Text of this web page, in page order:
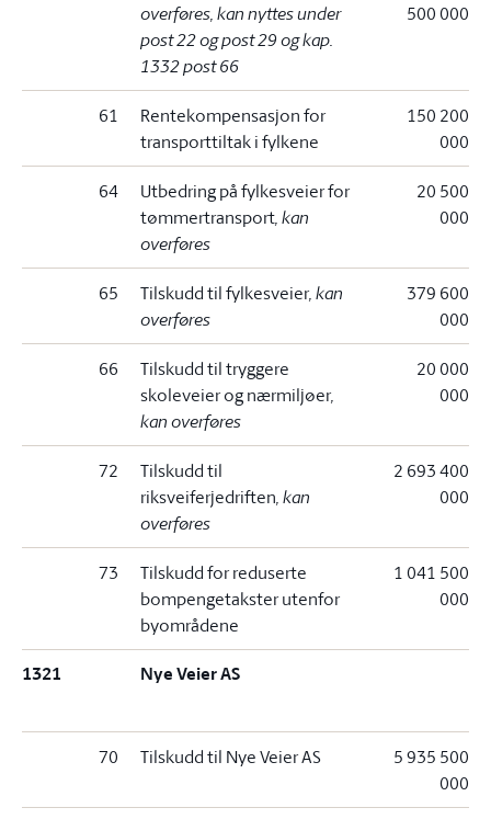
overføres, kan nyttes under
post 22 og post 29 og kap.
1332 post 66
500 000
61
Rentekompensasjon for
transporttiltak i fylkene
150 200
000
64
Utbedring på fylkesveier for
tømmertransport, kan
overføres
20 500
000
65 Tilskudd til fylkesveier, kan
overføres
379 600
000
66
Tilskudd til tryggere
skoleveier og nærmiljøer,
kan overføres
20 000
000
72
Tilskudd til
riksveiferjedriften, kan
overføres
2 693 400
000
73
Tilskudd for reduserte
bompengetakster utenfor
byområdene
1 041 500
000
1321 Nye Veier AS
70 Tilskudd til Nye Veier AS
5 935 500
000